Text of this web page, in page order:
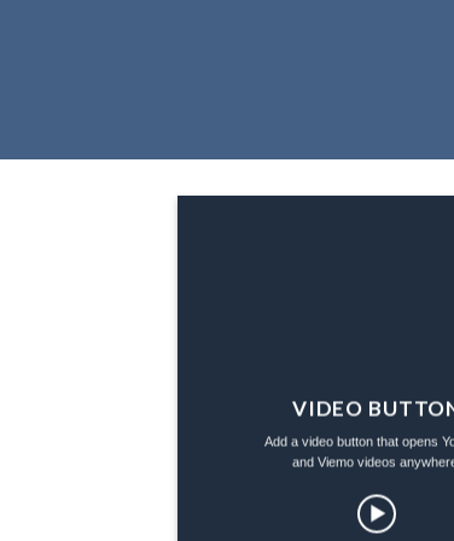
VIDEO
Add a video button that opens
and Viemo videos